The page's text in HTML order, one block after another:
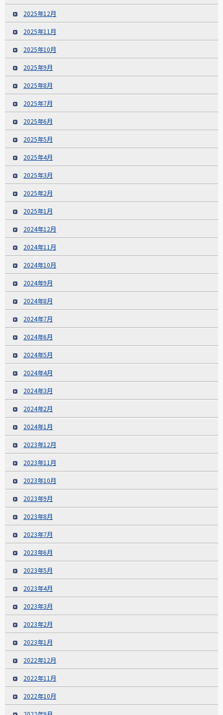
2025年12月
2025年11月
2025年10月
2025年9月
2025年8月
2025年7月
2025年6月
2025年5月
2025年4月
2025年3月
2025年2月
2025年1月
2024年12月
2024年11月
2024年10月
2024年9月
2024年8月
2024年7月
2024年6月
2024年5月
2024年4月
2024年3月
2024年2月
2024年1月
2023年12月
2023年11月
2023年10月
2023年9月
2023年8月
2023年7月
2023年6月
2023年5月
2023年4月
2023年3月
2023年2月
2023年1月
2022年12月
2022年11月
2022年10月